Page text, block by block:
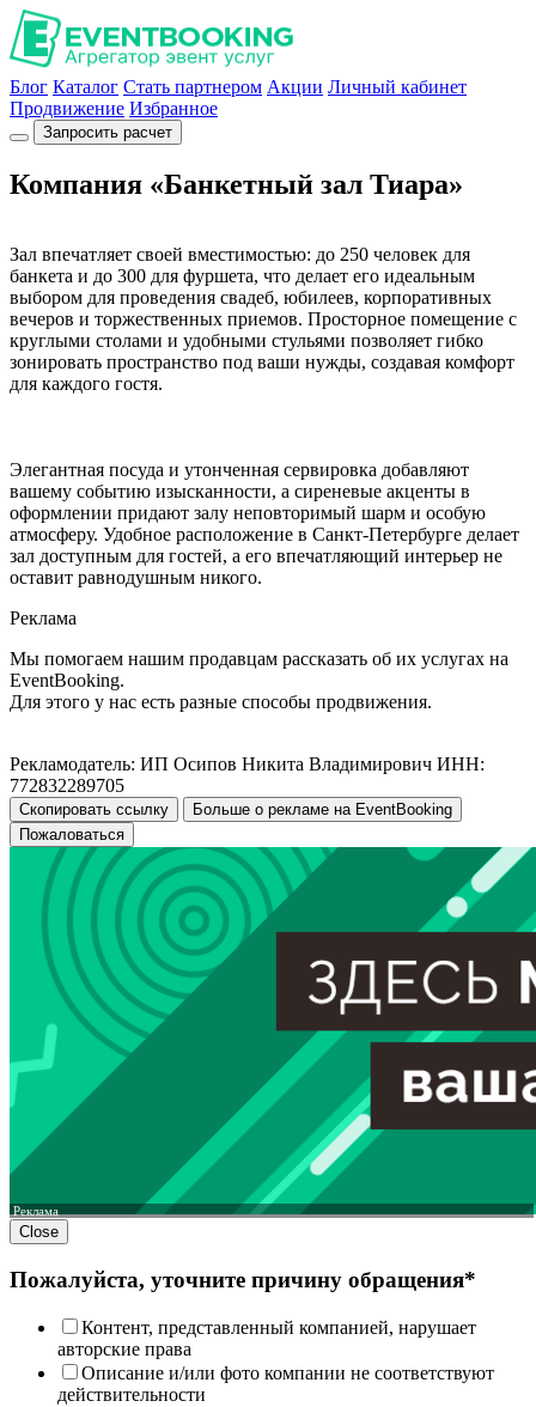
Блог Каталог Стать партнером Акции Личный кабинет
Продвижение Избранное
Запросить расчет
Компания «Банкетный зал Тиара»
Зал впечатляет своей вместимостью: до 250 человек для
банкета и до 300 для фуршета, что делает его идеальным
выбором для проведения свадеб, юбилеев, корпоративных
вечеров и торжественных приемов. Просторное помещение с
круглыми столами и удобными стульями позволяет гибко
зонировать пространство под ваши нужды, создавая комфорт
для каждого гостя.
Элегантная посуда и утонченная сервировка добавляют
вашему событию изысканности, а сиреневые акценты в
оформлении придают залу неповторимый шарм и особую
атмосферу. Удобное расположение в Санкт-Петербурге делает
зал доступным для гостей, а его впечатляющий интерьер не
оставит равнодушным никого.
Реклама
Мы помогаем нашим продавцам рассказать об их услугах на
EventBooking.
Для этого у нас есть разные способы продвижения.
Рекламодатель: ИП Осипов Никита Владимирович ИНН:
772832289705
Скопировать ссылку
Больше о рекламе на EventBooking
Пожаловаться
Реклама
Close
Пожалуйста, уточните причину обращения*
Контент, представленный компанией, нарушает
авторские права
Описание и/или фото компании не соответствуют
действительности